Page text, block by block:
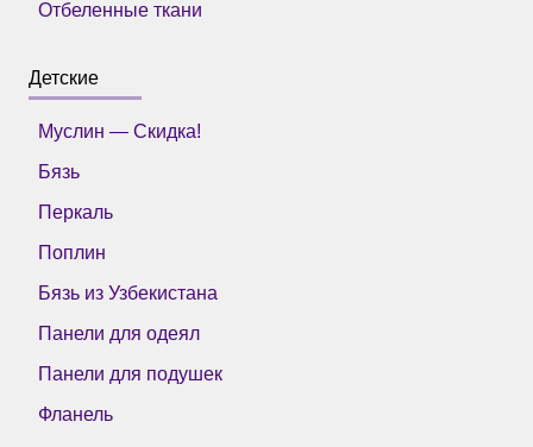
Отбеленные ткани
Детские
Муслин — Скидка!
Бязь
Перкаль
Поплин
Бязь из Узбекистана
Панели для одеял
Панели для подушек
Фланель